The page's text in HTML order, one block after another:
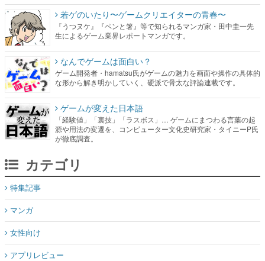
若ゲのいたり〜ゲームクリエイターの青春〜
『うつヌケ』『ペンと箸』等で知られるマンガ家・田中圭一先
生によるゲーム業界レポートマンガです。
なんでゲームは面白い？
ゲーム開発者・hamatsu氏がゲームの魅力を画面や操作の具体的
な形から解き明かしていく、硬派で骨太な評論連載です。
ゲームが変えた日本語
「経験値」「裏技」「ラスボス」… ゲームにまつわる言葉の起
源や用法の変遷を、コンピューター文化史研究家・タイニーP氏
が徹底調査。
カテゴリ
特集記事
マンガ
女性向け
アプリレビュー